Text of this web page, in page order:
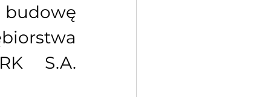
S.A.